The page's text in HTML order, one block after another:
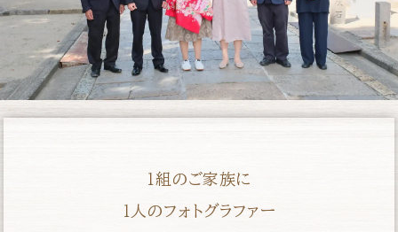
１組のご家族に
１人のフォトグラファー